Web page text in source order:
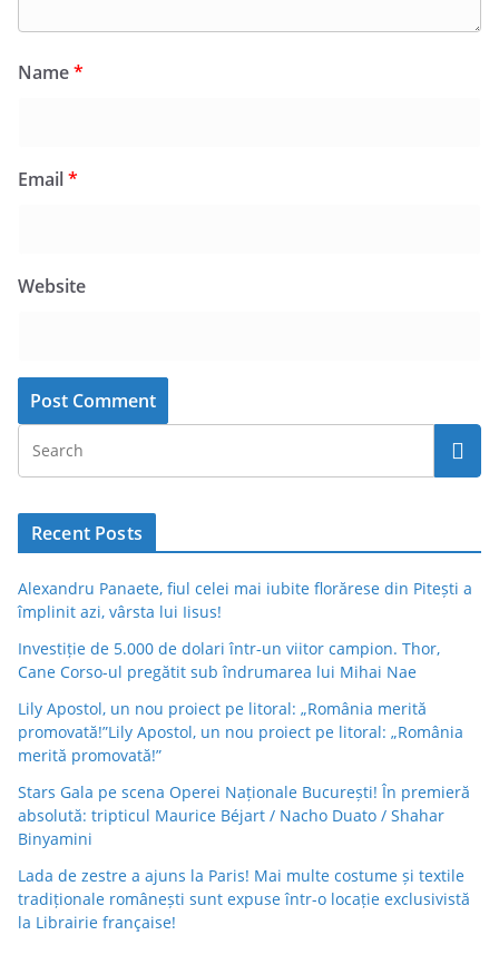
Name*
Email*
Website
Recent Posts
Alexandru Panaete, fiul celei mai iubite florărese din Pitești a
împlinit azi, vârsta lui Iisus!
Investiție de 5.000 de dolari într-un viitor campion. Thor,
Cane Corso-ul pregătit sub îndrumarea lui Mihai Nae
Lily Apostol, un nou proiect pe litoral: „România merită
promovată!”Lily Apostol, un nou proiect pe litoral: „România
merită promovată!”
Stars Gala pe scena Operei Naționale București! În premieră
absolută: tripticul Maurice Béjart / Nacho Duato / Shahar
Binyamini
Lada de zestre a ajuns la Paris! Mai multe costume și textile
tradiționale românești sunt expuse într-o locație exclusivistă
la Librairie française!